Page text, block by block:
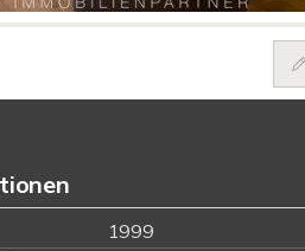
1999